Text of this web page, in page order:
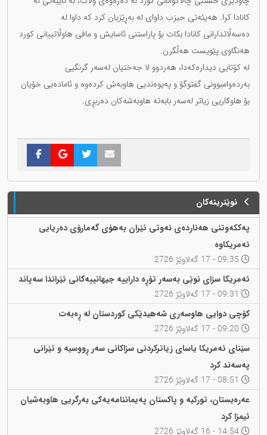
کانادا کرا. هەیئەتی حیزب داوای لە بەڕێزیان کرد کە داوا لە
دەسەڵاتدارانی کانادا بکات بۆ پاراستنی ئاسایش و مافی هاوڵاتییانی کورد
هەنگاوی پێویست هەڵگرن.
لە کۆتایی دیدارەکەدا، هەردوو لا جەختیان لەسەر گرنگیی
بەردەوامبوونی گفتوگۆ و پەیوەندیی هاوبەش کردەوە و ئامادەیی خۆیان
بۆ هاوکاریی زیاتر لەسەر بابەتە هاوبەشەکان دەربڕی.
نوێترینەکان
پەککەوتنی هەناردەی نەوتی ئێران بەهۆی گەمارۆی دەریایی
ئەمریکاوە
ئەمریکا سزای نوێی بەسەر تۆڕە داراییە جیهانییەکانی ئێراندا سەپاند
كۆچی دوایی هاوسەری شەهیدێکی کوردستان لە ڕەبەت
سێنای ئەمریکا یاسای زیاترکردنی سزاکانی سەر ڕووسیە و ئێرانی
پەسەند کرد
عەرەبستان، تورکیە و پاکستان پەیماننامەیەکی بەرگریی هاوبەشیان
ئیمزا کرد